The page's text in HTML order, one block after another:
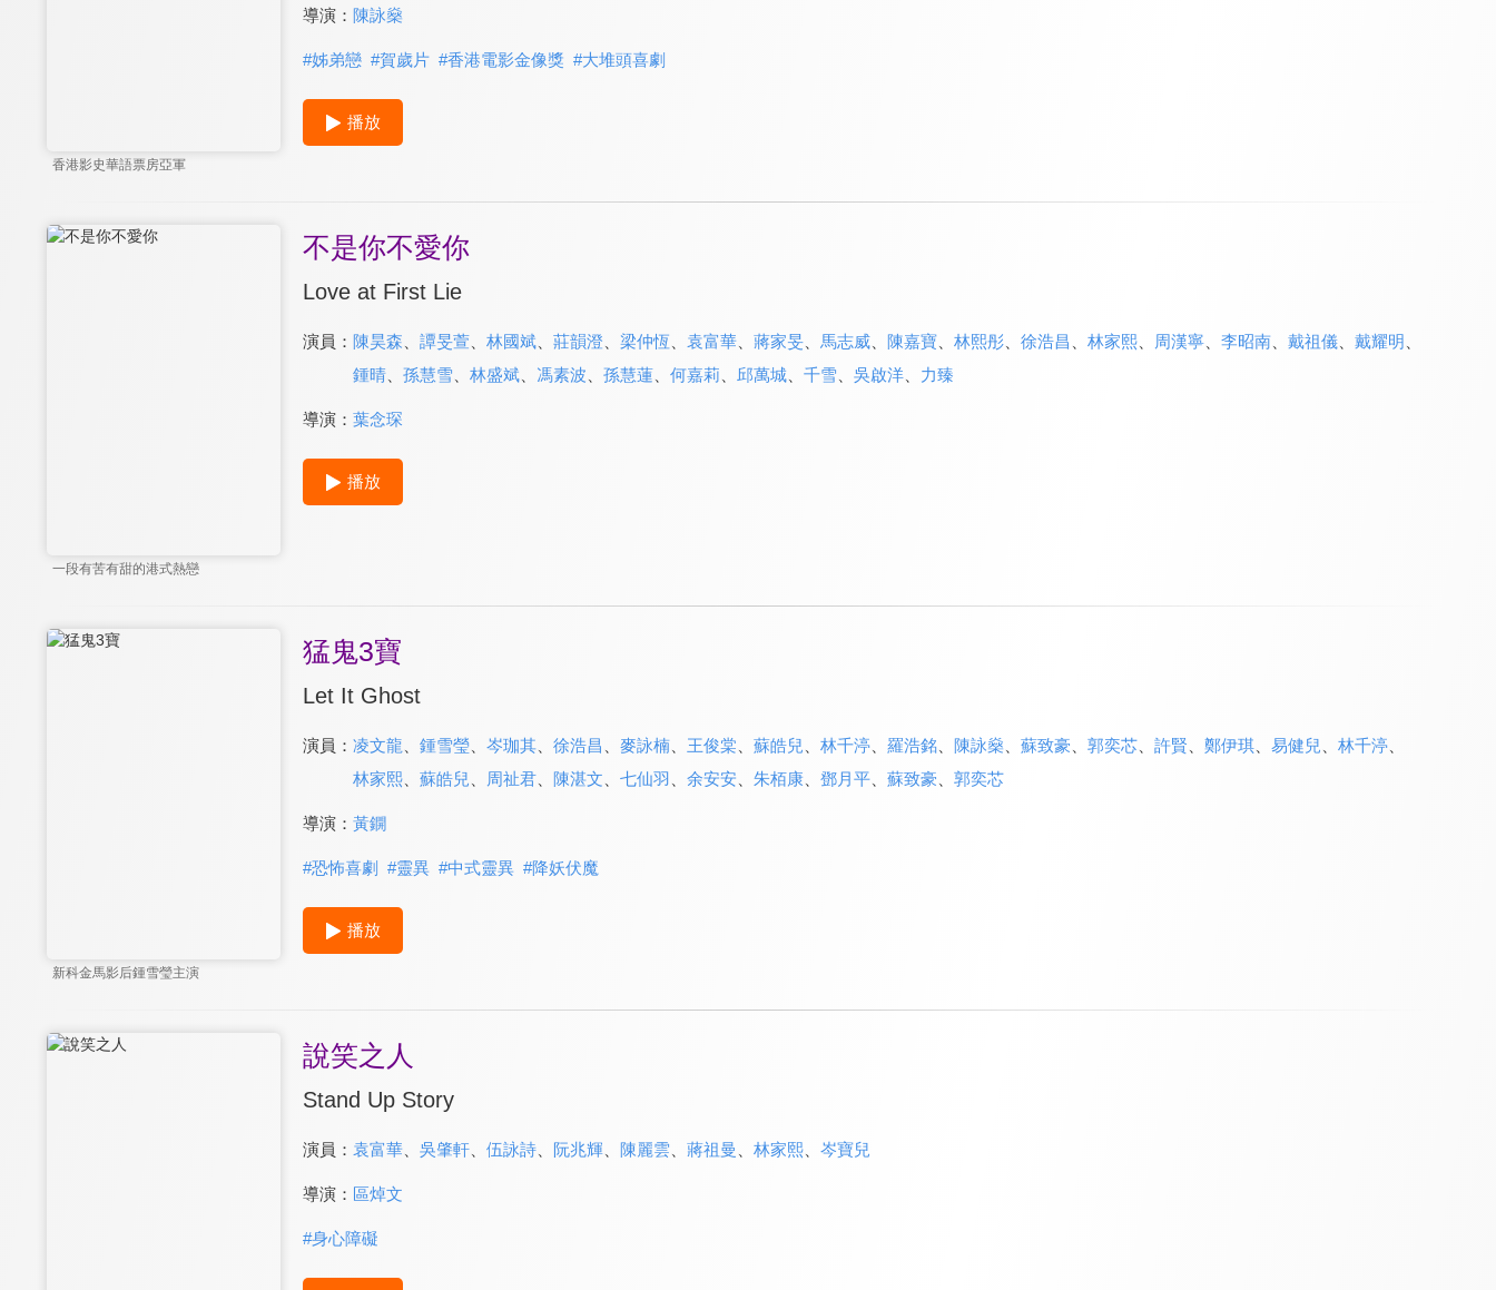
香港影史華語票房亞軍
導演： 陳詠燊
#姊弟戀 #賀歲片 #香港電影金像獎 #大堆頭喜劇
播放
一段有苦有甜的港式熱戀
不是你不愛你
Love at First Lie
演員： 陳昊森 譚旻萱、 林國斌、 莊韻澄 梁仲恆 袁富華、 蔣家旻、 馬志威、 陳嘉寶、 林熙彤、 徐浩昌 林家熙、 周漢寧、 李昭南、 戴祖儀、 戴耀明
鍾晴、 孫慧雪 林盛斌、 馮素波 孫慧蓮、 何嘉莉 邱萬城、 千雪 吳啟洋、 力臻
導演： 葉念琛
播放
新科金馬影后鍾雪瑩主演
猛鬼3寶
Let It Ghost
演員： 凌文龍 鍾雪瑩、 岑珈其、 徐浩昌 麥詠楠、 王俊棠 蘇皓兒 林千渟、 羅浩銘、 陳詠燊、 蘇致豪 郭奕芯、 許賢 鄭伊琪、 易健兒 林千渟、
林家熙、 蘇皓兒 周祉君、 陳湛文 七仙羽 余安安 朱栢康、 鄧月平、 蘇致豪 郭奕芯
導演： 黃鐦
#恐怖喜劇 #靈異 #中式靈異 #降妖伏魔
播放
說笑之人
Stand Up Story
演員： 袁富華、 吳肇軒、 伍詠詩、 阮兆輝、 陳麗雲 蔣祖曼 林家熙、 岑寶兒
導演： 區焯文
#身心障礙